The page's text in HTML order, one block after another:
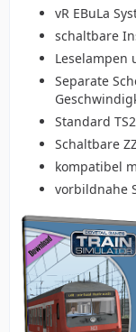
vR EBuLa
schaltbare
Leselampen
Separate
Standard
Schaltbare
kompatibel
vorbildnahe